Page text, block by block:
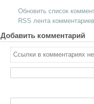
Обновить список
RSS лента
Добавить комментарий
Ссылки в комментариях